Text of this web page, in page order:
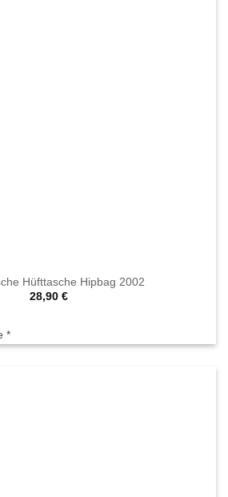
Hüfttasche Hipbag 2002
28,90 €
*